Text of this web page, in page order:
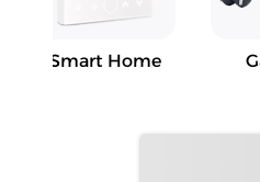
Smart Home